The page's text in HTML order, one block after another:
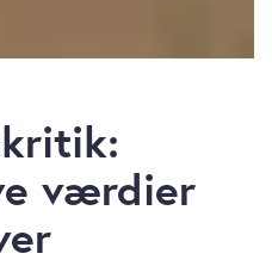
værdier